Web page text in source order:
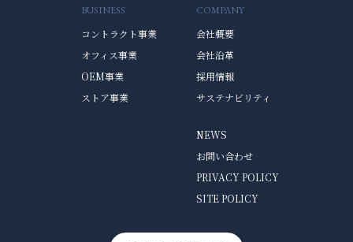
BUSINESS
コントラクト事業
オフィス事業
OEM事業
ストア事業
COMPANY
会社概要
会社沿革
採用情報
サステナビリティ
NEWS
お問い合わせ
PRIVACY POLICY
SITE POLICY